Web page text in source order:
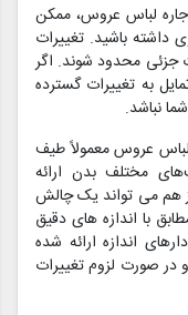
لباس عروس، ممکن
باشید. تغییرات
جزئی محدود شوند. اگر
به تغییرات گسترده
نباشد.
عروس معمولاً طیف
مختلف بدن ارائه
هم می تواند یک چالش
با اندازه های دقیق
اندازه ارائه شده
صورت لزوم تغییرات